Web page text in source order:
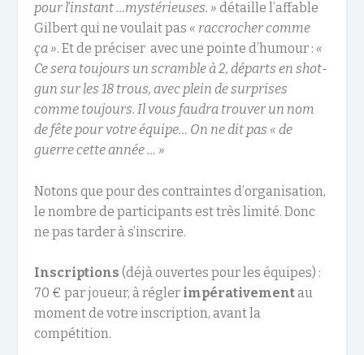
pour l’instant …mystérieuses. » détaille l’affable
Gilbert qui ne voulait pas « raccrocher comme
ça ». Et de préciser avec une pointe d’humour : «
Ce sera toujours un scramble à 2, départs en shot-
gun sur les 18 trous, avec plein de surprises
comme toujours. Il vous faudra trouver un nom
de fête pour votre équipe… On ne dit pas « de
guerre cette année … »
Notons que pour des contraintes d’organisation,
le nombre de participants est très limité. Donc
ne pas tarder à s’inscrire.
Inscriptions (déjà ouvertes pour les équipes) :
70 € par joueur, à régler impérativementau
moment de votre inscription, avant la
compétition.